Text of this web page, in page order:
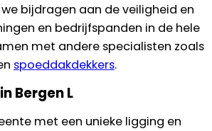
bijdragen aan de veiligheid en
en bedrijfspanden in de hele
met andere specialisten zoals
spoeddakdekkers.
Bergen L
met een unieke ligging en